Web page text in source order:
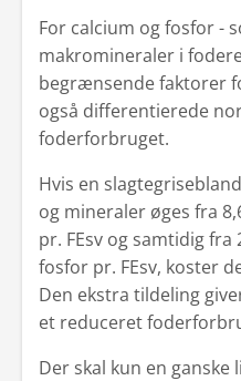
For calcium og fosfor -
makromineraler i
begrænsende faktorer
også differentierede
foderforbruget.
Hvis en
og mineraler øges fra
pr. FEsv og samtidig
fosfor pr. FEsv, koster
Den ekstra tildeling
et reduceret
Der skal kun en ganske